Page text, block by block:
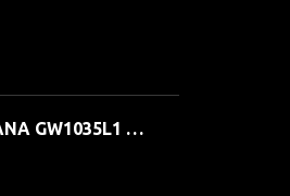
GUESS MARIANA GW1035L1 Γυναικείο Ρολόι Quatrz Multifuction Ακριβείας